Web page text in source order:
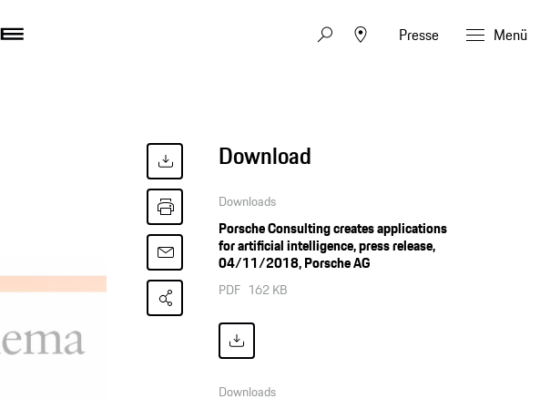
Presse Menü
Download
Downloads
Porsche Consulting creates applications
for artificial intelligence, press release,
04/11/2018, Porsche AG
PDF 162 KB
Downloads